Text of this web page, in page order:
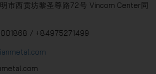
市西贡坊黎圣尊路72号 Vincom Center同
/ +84975271499